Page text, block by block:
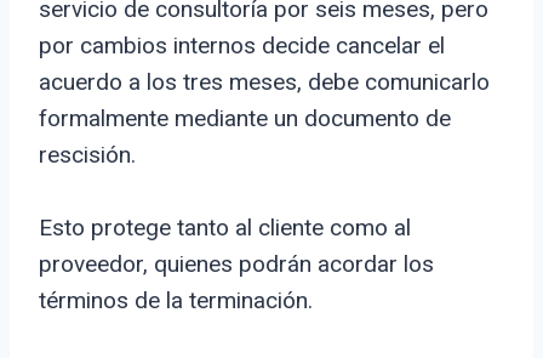
servicio de consultoría por seis meses, pero
por cambios internos decide cancelar el
acuerdo a los tres meses, debe comunicarlo
formalmente mediante un documento de
rescisión.
Esto protege tanto al cliente como al
proveedor, quienes podrán acordar los
términos de la terminación.